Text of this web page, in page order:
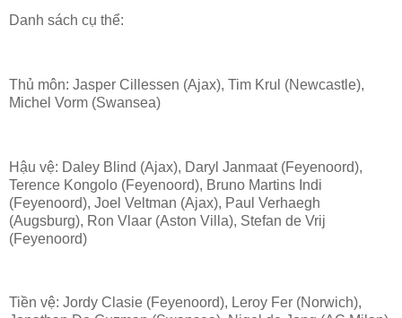
Danh sách cụ thể:
Thủ môn: Jasper Cillessen (Ajax), Tim Krul (Newcastle),
Michel Vorm (Swansea)
Hậu vệ: Daley Blind (Ajax), Daryl Janmaat (Feyenoord),
Terence Kongolo (Feyenoord), Bruno Martins Indi
(Feyenoord), Joel Veltman (Ajax), Paul Verhaegh
(Augsburg), Ron Vlaar (Aston Villa), Stefan de Vrij
(Feyenoord)
Tiền vệ: Jordy Clasie (Feyenoord), Leroy Fer (Norwich),